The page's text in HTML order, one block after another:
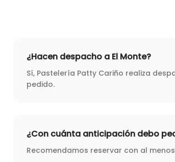
¿Hacen despacho a El Monte?
Sí, Pastelería Patty Cariño realiza
pedido.
¿Con cuánta anticipación debo
Recomendamos reservar con al